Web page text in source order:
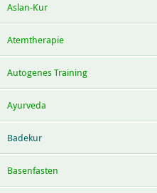
Aslan-Kur
Atemtherapie
Autogenes Training
Ayurveda
Badekur
Basenfasten